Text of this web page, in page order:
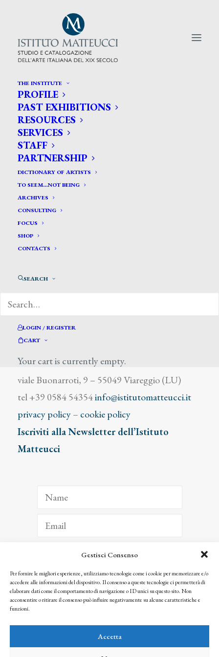
Gestisci Consenso
Per fornire le migliori esperienze, utilizziamo tecnologie come i cookie per memorizzare e/o
accedere alle informazioni del dispositivo. Il consenso a queste tecnologie ci permetterà di
elaborare dati come il comportamento di navigazione o ID unici su questo sito. Non
acconsentire o ritirare il consenso può influire negativamente su alcune caratteristiche e
funzioni.
Accetta
THE INSTITUTE
PROFILE
PAST EXHIBITIONS
RESOURCES
SERVICES
STAFF
PARTNERSHIP
DICTIONARY OF ARTISTS
TO SEEM…NOT BEING
ARCHIVES
CONSULTING
FOCUS
SHOP
CONTACTS
SEARCH
LOGIN / REGISTER
CART
Your cart is currently empty.
CERCA TRA GLI ARTISTI:
Search
for:
Salmini S.
Istituto Matteucci
viale Buonarroti, 9 – 55049 Viareggio (LU)
tel +39 0584 54354info@istitutomatteucci.it
privacy policy– cookie policy
Iscriviti alla Newsletter dell’Istituto
Matteucci
ISCRIVITI
Facendo clic per iscriverti, riconosci che le tue informazioni saranno trattate
seguendo la nostra Privacy Policy
© 2025 Istituto Matteucci. All right reserved
l’autorizzazione scritta dei proprietari dei diritti e dell’Istituto Matteucci